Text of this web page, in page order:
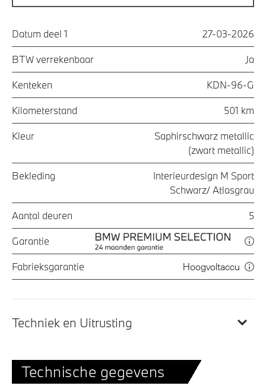
Datum deel 1 27-03-2026
BTW verrekenbaar Ja
Kenteken KDN-96-G
Kilometerstand 501 km
Kleur
Saphirschwarz metallic
(zwart metallic)
Bekleding
Interieurdesign M Sport
Schwarz/ Atlasgrau
Aantal deuren 5
Garantie
Fabrieksgarantie Hoogvoltaccu
Techniek en Uitrusting
Technische gegevens